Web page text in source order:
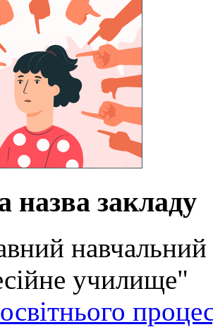
назва закладу
навчальний
училище"